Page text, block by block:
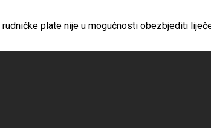
rudničke plate nije u mogućnosti obezbjediti